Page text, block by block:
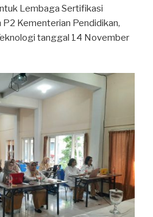
Lembaga Sertifikasi
Kementerian Pendidikan,
tanggal 14 November